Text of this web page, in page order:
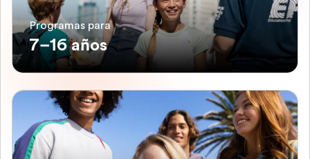
Programas para
7–16 años